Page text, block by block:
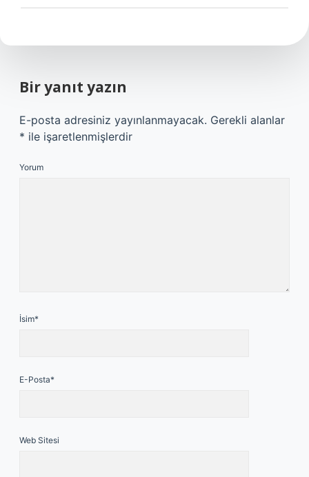
Bir yanıt yazın
E-posta adresiniz yayınlanmayacak. Gerekli alanlar
* ile işaretlenmişlerdir
Yorum
İsim*
E-Posta*
Web Sitesi